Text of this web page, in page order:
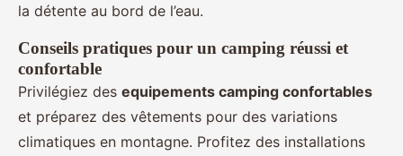
la détente au bord de l’eau.
Conseils pratiques pour un camping réussi et
confortable
Privilégiez des equipements camping confortables
et préparez des vêtements pour des variations
climatiques en montagne. Profitez des installations